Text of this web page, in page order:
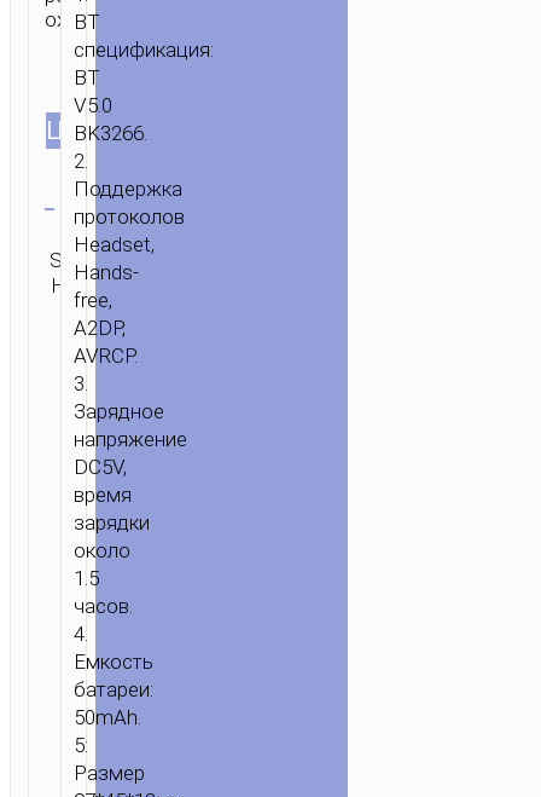
ГЛАВНАЯ / ЗВУК
ГАРНИТУРА
ожидания.
ЦВЕТ
Очистить
SKU:
Н/Д
Категории:
hoco.
Selected
Гарнитуры
BT
спецификация:
BT
V5.0
BK3266.
2.
Поддержка
протоколов
Headset,
Hands-
free,
A2DP,
AVRCP.
3.
Зарядное
напряжение
DC5V,
время
зарядки
около
1.5
часов.
4.
Емкость
батареи:
50mAh.
5:
Размер